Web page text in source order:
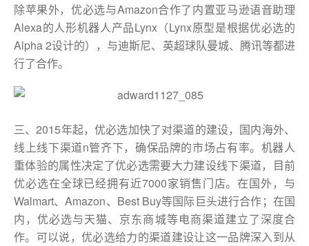
除苹果外，优必选与Amazon合作了内置亚马逊语音助理
Alexa的人形机器人产品Lynx（Lynx原型是根据优必选的
Alpha 2设计的），与迪斯尼、英超球队曼城、腾讯等都进
行了合作。
三、2015年起，优必选加快了对渠道的建设，国内海外、
线上线下渠道n管齐下，确保品牌的市场占有率。机器人
重体验的属性决定了优必选需要大力建设线下渠道，目前
优必选在全球已经拥有近7000家销售门店。在国外，与
Walmart、Amazon、Best Buy等国际巨头进行合作；在国
内，优必选与天猫、京东商城等电商渠道建立了深度合
作。可以说，优必选给力的渠道建设让这一品牌深入到从